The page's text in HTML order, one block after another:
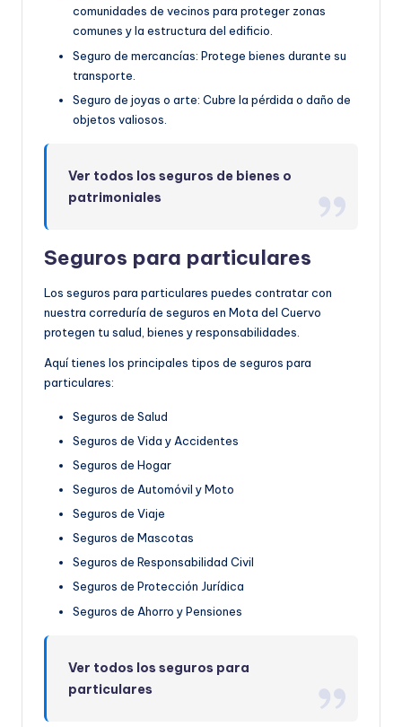
comunidades de vecinos para proteger zonas
comunes y la estructura del edificio.
Seguro de mercancías: Protege bienes durante su
transporte.
Seguro de joyas o arte: Cubre la pérdida o daño de
objetos valiosos.
Ver todos los seguros de bienes o
patrimoniales
Seguros para particulares
Los seguros para particulares puedes contratar con
nuestra correduría de seguros en Mota del Cuervo
protegen tu salud, bienes y responsabilidades.
Aquí tienes los principales tipos de seguros para
particulares:
Seguros de Salud
Seguros de Vida y Accidentes
Seguros de Hogar
Seguros de Automóvil y Moto
Seguros de Viaje
Seguros de Mascotas
Seguros de Responsabilidad Civil
Seguros de Protección Jurídica
Seguros de Ahorro y Pensiones
Ver todos los seguros para
particulares